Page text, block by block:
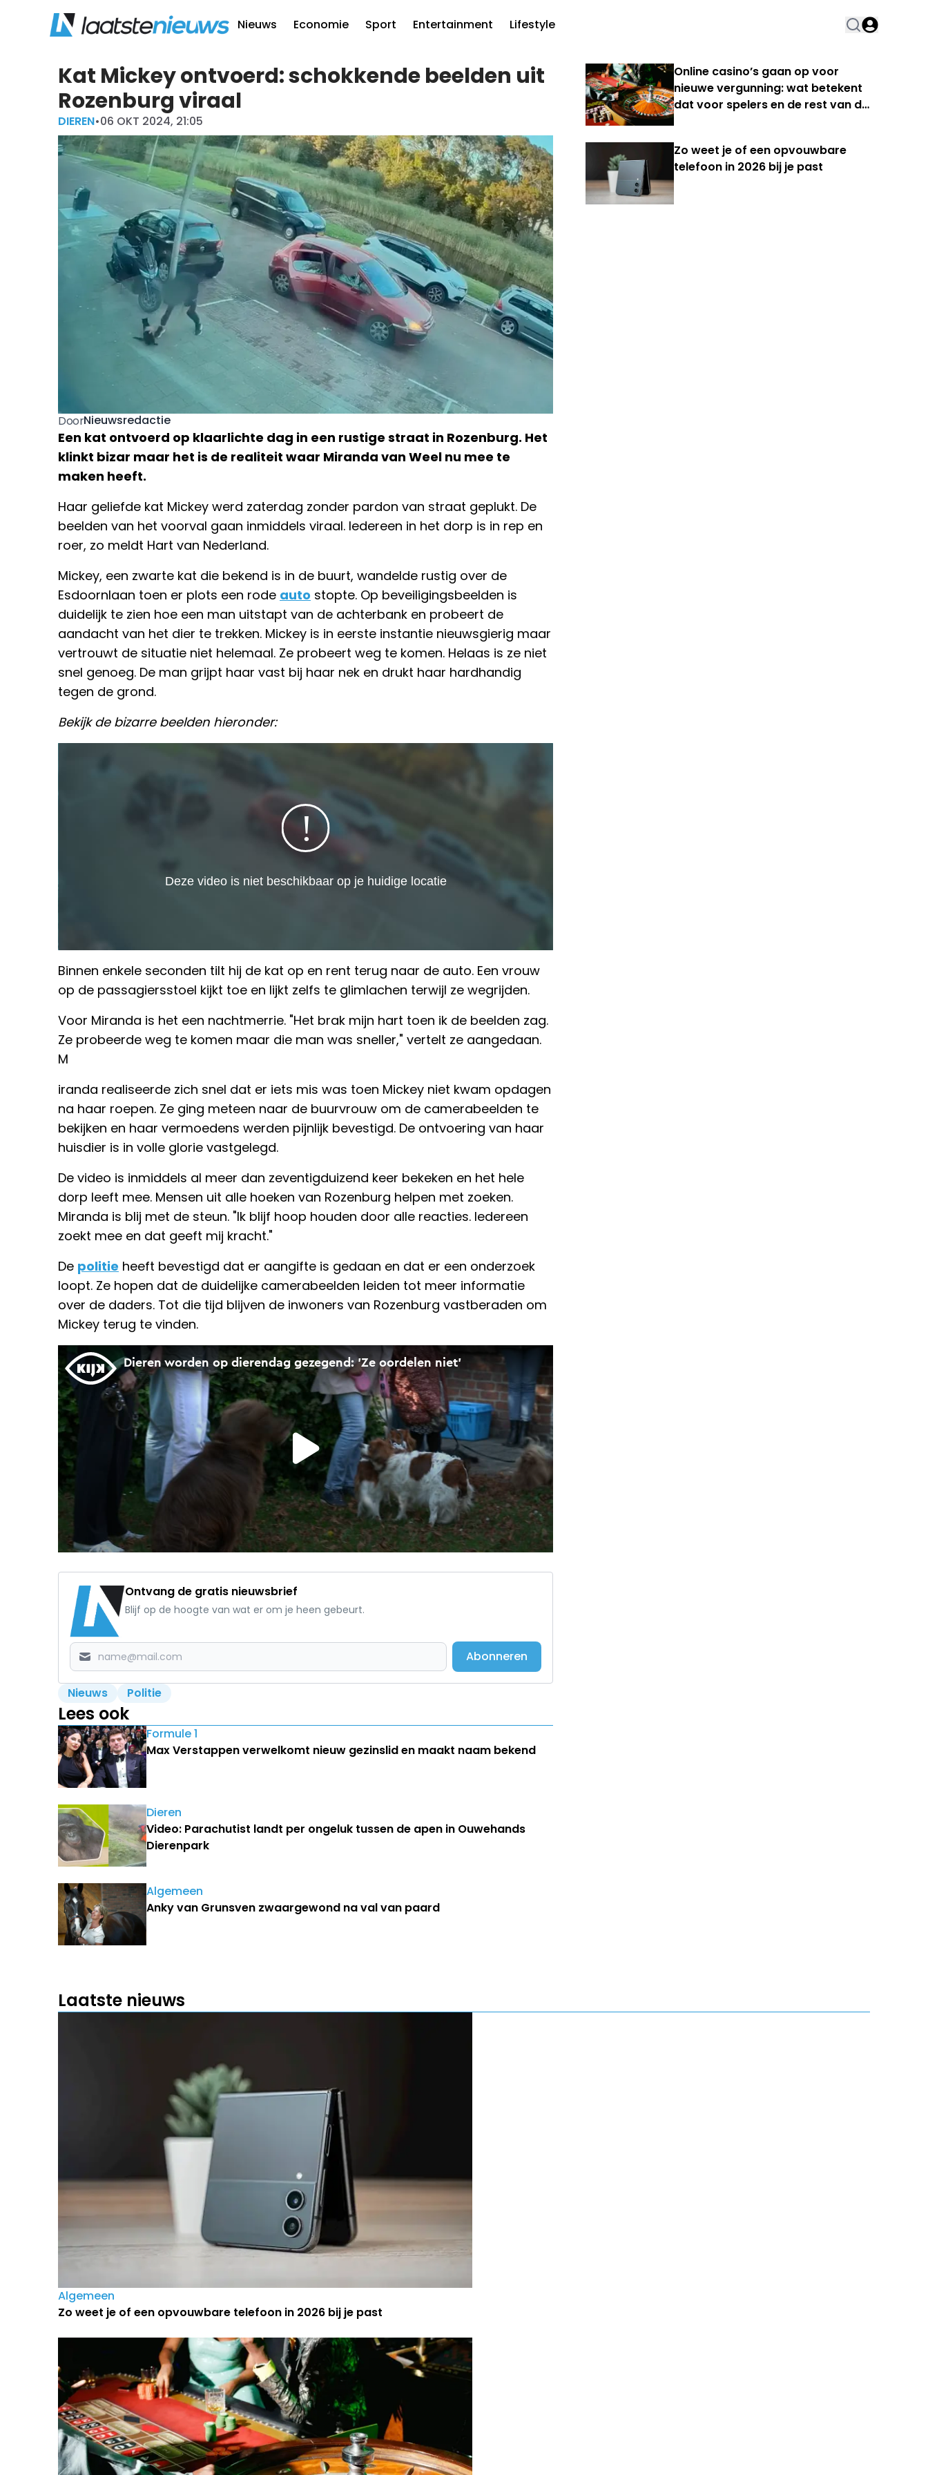
Nieuws Economie Sport Entertainment Lifestyle
Kat Mickey ontvoerd: schokkende beelden uit
Rozenburg viraal
DIEREN•06 OKT 2024, 21:05
DoorNieuwsredactie
Een kat ontvoerd op klaarlichte dag in een rustige straat in Rozenburg. Het
klinkt bizar maar het is de realiteit waar Miranda van Weel nu mee te
maken heeft.
Haar geliefde kat Mickey werd zaterdag zonder pardon van straat geplukt. De
beelden van het voorval gaan inmiddels viraal. Iedereen in het dorp is in rep en
roer, zo meldt Hart van Nederland.
Mickey, een zwarte kat die bekend is in de buurt, wandelde rustig over de
Esdoornlaan toen er plots een rode auto stopte. Op beveiligingsbeelden is
duidelijk te zien hoe een man uitstapt van de achterbank en probeert de
aandacht van het dier te trekken. Mickey is in eerste instantie nieuwsgierig maar
vertrouwt de situatie niet helemaal. Ze probeert weg te komen. Helaas is ze niet
snel genoeg. De man grijpt haar vast bij haar nek en drukt haar hardhandig
tegen de grond.
Bekijk de bizarre beelden hieronder:
Binnen enkele seconden tilt hij de kat op en rent terug naar de auto. Een vrouw
op de passagiersstoel kijkt toe en lijkt zelfs te glimlachen terwijl ze wegrijden.
Voor Miranda is het een nachtmerrie. "Het brak mijn hart toen ik de beelden zag.
Ze probeerde weg te komen maar die man was sneller," vertelt ze aangedaan.
M
iranda realiseerde zich snel dat er iets mis was toen Mickey niet kwam opdagen
na haar roepen. Ze ging meteen naar de buurvrouw om de camerabeelden te
bekijken en haar vermoedens werden pijnlijk bevestigd. De ontvoering van haar
huisdier is in volle glorie vastgelegd.
De video is inmiddels al meer dan zeventigduizend keer bekeken en het hele
dorp leeft mee. Mensen uit alle hoeken van Rozenburg helpen met zoeken.
Miranda is blij met de steun. "Ik blijf hoop houden door alle reacties. Iedereen
zoekt mee en dat geeft mij kracht."
De politie heeft bevestigd dat er aangifte is gedaan en dat er een onderzoek
loopt. Ze hopen dat de duidelijke camerabeelden leiden tot meer informatie
over de daders. Tot die tijd blijven de inwoners van Rozenburg vastberaden om
Mickey terug te vinden.
Ontvang de gratis nieuwsbrief
Blijf op de hoogte van wat er om je heen gebeurt.
Abonneren
Nieuws Politie
Lees ook
Formule 1
Max Verstappen verwelkomt nieuw gezinslid en maakt naam bekend
Dieren
Video: Parachutist landt per ongeluk tussen de apen in Ouwehands
Dierenpark
Algemeen
Anky van Grunsven zwaargewond na val van paard
Online casino’s gaan op voor
nieuwe vergunning: wat betekent
dat voor spelers en de rest van de
Zo weet je of een opvouwbare
telefoon in 2026 bij je past
Laatste nieuws
Algemeen
Zo weet je of een opvouwbare telefoon in 2026 bij je past